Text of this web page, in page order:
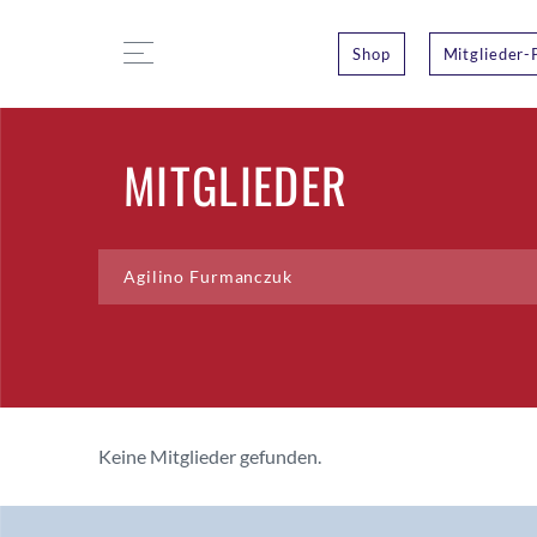
Shop Mitglieder-
MITGLIEDER
Keine Mitglieder gefunden.